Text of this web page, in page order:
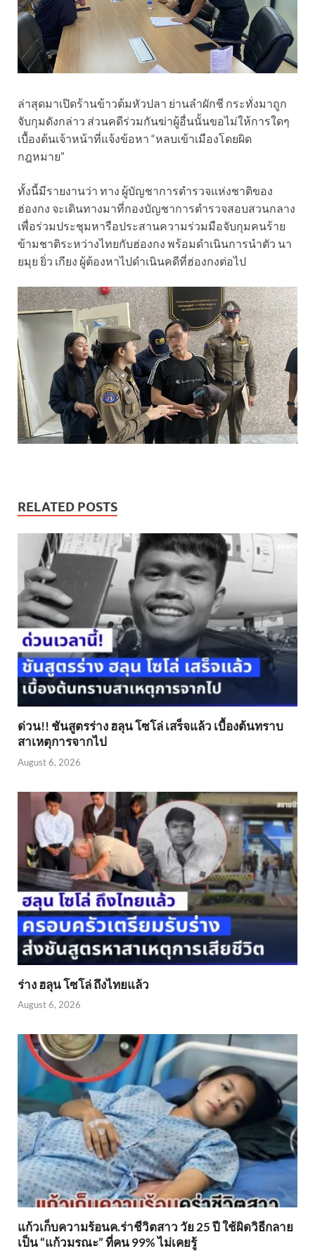
ล่าสุดมาเปิดร้านข้าวต้มหัวปลา ย่านลำผักชี กระทั่งมาถูก
จับกุมดังกล่าว ส่วนคดีร่วมกันฆ่าผู้อื่นนั้นขอไม่ให้การใดๆ
เบื้องต้นเจ้าหน้าที่แจ้งข้อหา “หลบเข้าเมืองโดยผิด
กฎหมาย”
ทั้งนี้มีรายงานว่า ทาง ผู้บัญชาการตำรวจแห่งชาติของ
ฮ่องกง จะเดินทางมาที่กองบัญชาการตำรวจสอบสวนกลาง
เพื่อร่วมประชุมหารือประสานความร่วมมือจับกุมคนร้าย
ข้ามชาติระหว่างไทยกับฮ่องกง พร้อมดำเนินการนำตัว นา
ยมุย ยิ่ว เกียง ผู้ต้องหาไปดำเนินคดีที่ฮ่องกงต่อไป
RELATED POSTS
ด่วน!! ชันสูตรร่าง ฮลุน โซโล่ เสร็จแล้ว เบื้องต้นทราบ
สาเหตุการจากไป
August 6, 2026
ร่าง ฮลุน โซโล่ ถึงไทยแล้ว
August 6, 2026
แก้วเก็บความร้อนค.ร่าชีวิตสาว วัย 25 ปี ใช้ผิดวิธีกลาย
เป็น “แก้วมรณะ” ที่คน 99% ไม่เคยรู้